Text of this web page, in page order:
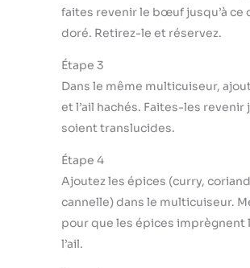
faites revenir le bœuf jusqu’à ce
doré. Retirez-le et réservez.
Étape 3
Dans le même multicuiseur,
et l’ail hachés. Faites-les revenir
soient translucides.
Étape 4
Ajoutez les épices (curry,
cannelle) dans le multicuiseur.
pour que les épices imprègnent
l’ail.